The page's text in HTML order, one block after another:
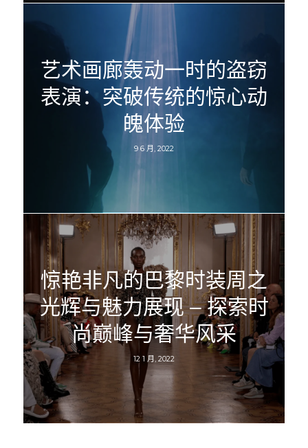
艺术画廊轰动一时的盗窃
表演：突破传统的惊心动
魄体验
9 6 月, 2022
惊艳非凡的巴黎时装周之
光辉与魅力展现 – 探索时
尚巅峰与奢华风采
12 1 月, 2022